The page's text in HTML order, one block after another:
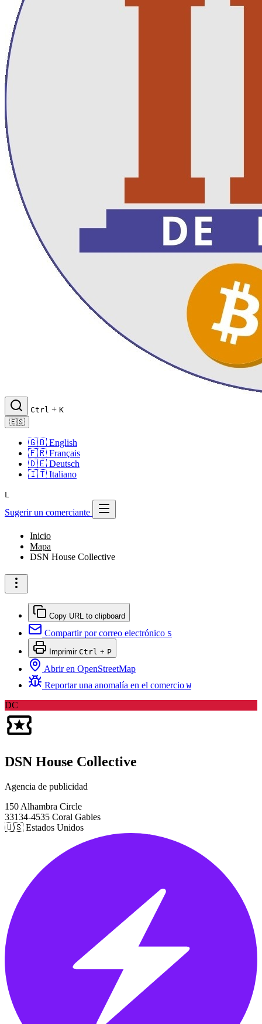
Ctrl + K
🇪🇸
🇬🇧 English
🇫🇷 Français
🇩🇪 Deutsch
🇮🇹 Italiano
L
Sugerir un comerciante
Inicio
Mapa
DSN House Collective
Copy URL to clipboard
Compartir por correo electrónico S
Imprimir Ctrl + P
Abrir en OpenStreetMap
Reportar una anomalía en el comercio W
DC
DSN House Collective
Agencia de publicidad
150 Alhambra Circle
33134-4535 Coral Gables
🇺🇸 Estados Unidos